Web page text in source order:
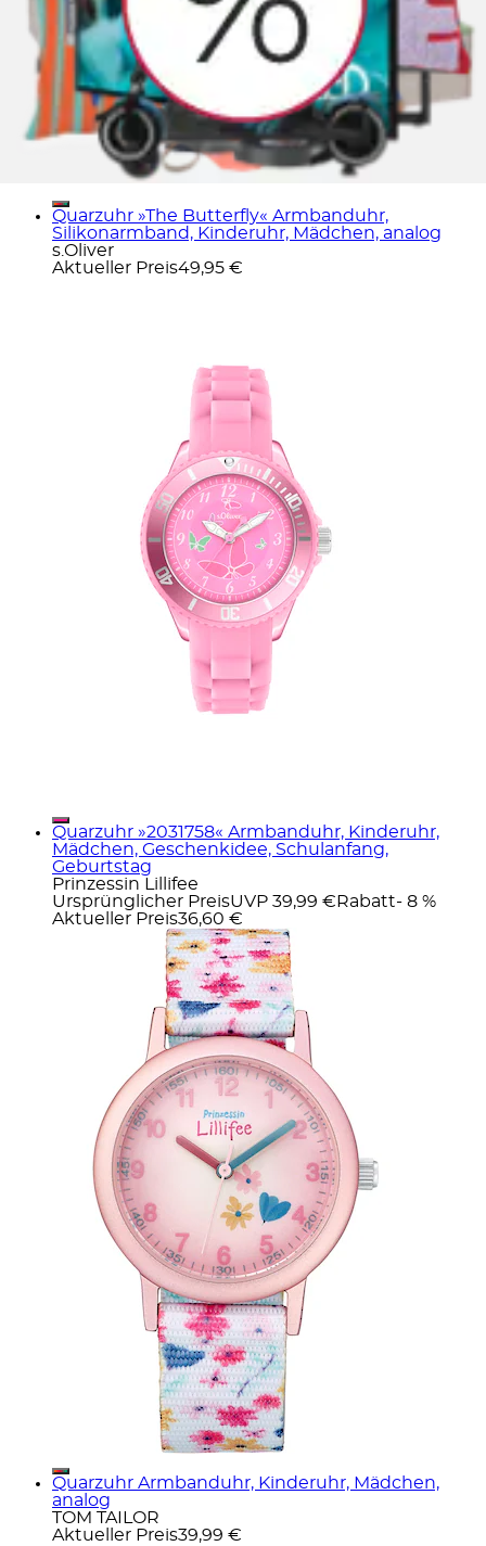
Quarzuhr »The Butterfly« Armbanduhr,
Silikonarmband, Kinderuhr, Mädchen, analog
s.Oliver
Aktueller Preis49,95 €
Quarzuhr »2031758« Armbanduhr, Kinderuhr,
Mädchen, Geschenkidee, Schulanfang,
Geburtstag
Prinzessin Lillifee
Ursprünglicher PreisUVP 39,99 € Rabatt- 8 %
Aktueller Preis36,60 €
Quarzuhr Armbanduhr, Kinderuhr, Mädchen,
analog
TOM TAILOR
Aktueller Preis39,99 €